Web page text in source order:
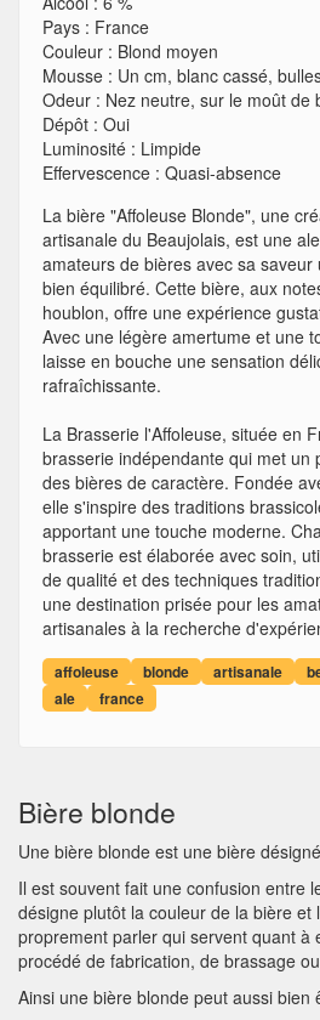
Pays : France
Couleur : Blond moyen
Mousse : Un cm, blanc cassé,
Odeur : Nez neutre, sur le moût de
Dépôt : Oui
Luminosité : Limpide
Effervescence : Quasi-absence
La bière "Affoleuse Blonde", une
artisanale du Beaujolais, est une
amateurs de bières avec sa
bien équilibré. Cette bière, aux
houblon, offre une expérience
Avec une légère amertume et une
laisse en bouche une sensation
rafraîchissante.
La Brasserie l'Affoleuse, située en
brasserie indépendante qui met un
des bières de caractère. Fondée
elle s'inspire des traditions
apportant une touche moderne.
brasserie est élaborée avec soin,
de qualité et des techniques
une destination prisée pour les
artisanales à la recherche
affoleuse blonde artisanale
ale
france
Bière blonde
Une bière blonde est une bière
Il est souvent fait une confusion entre
désigne plutôt la couleur de la bière et
proprement parler qui servent quant à
procédé de fabrication, de brassage
Ainsi une bière blonde peut aussi bien